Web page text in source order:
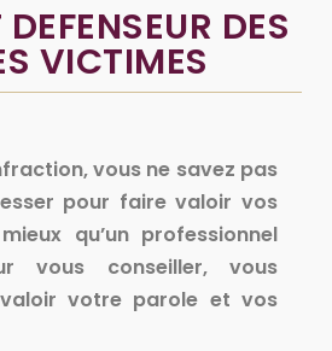
DES
VICTIMES
vous ne savez pas
pour faire valoir vos
qu’un professionnel
vous conseiller, vous
votre parole et vos